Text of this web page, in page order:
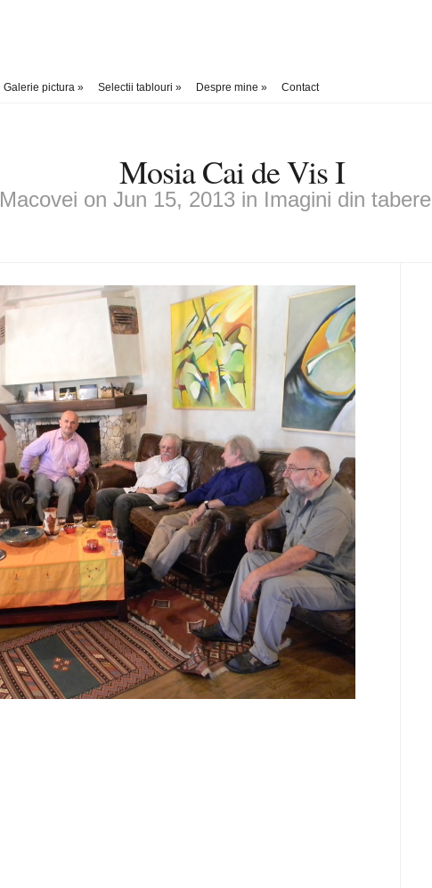
Galerie pictura » Selectii tablouri » Despre mine » Contact
Mosia Cai de Vis I
Macovei on Jun 15, 2013 in Imagini din tabere